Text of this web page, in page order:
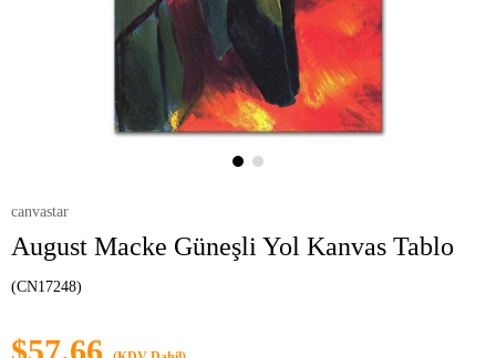
canvastar
August Macke Güneşli Yol Kanvas Tablo
(CN17248)